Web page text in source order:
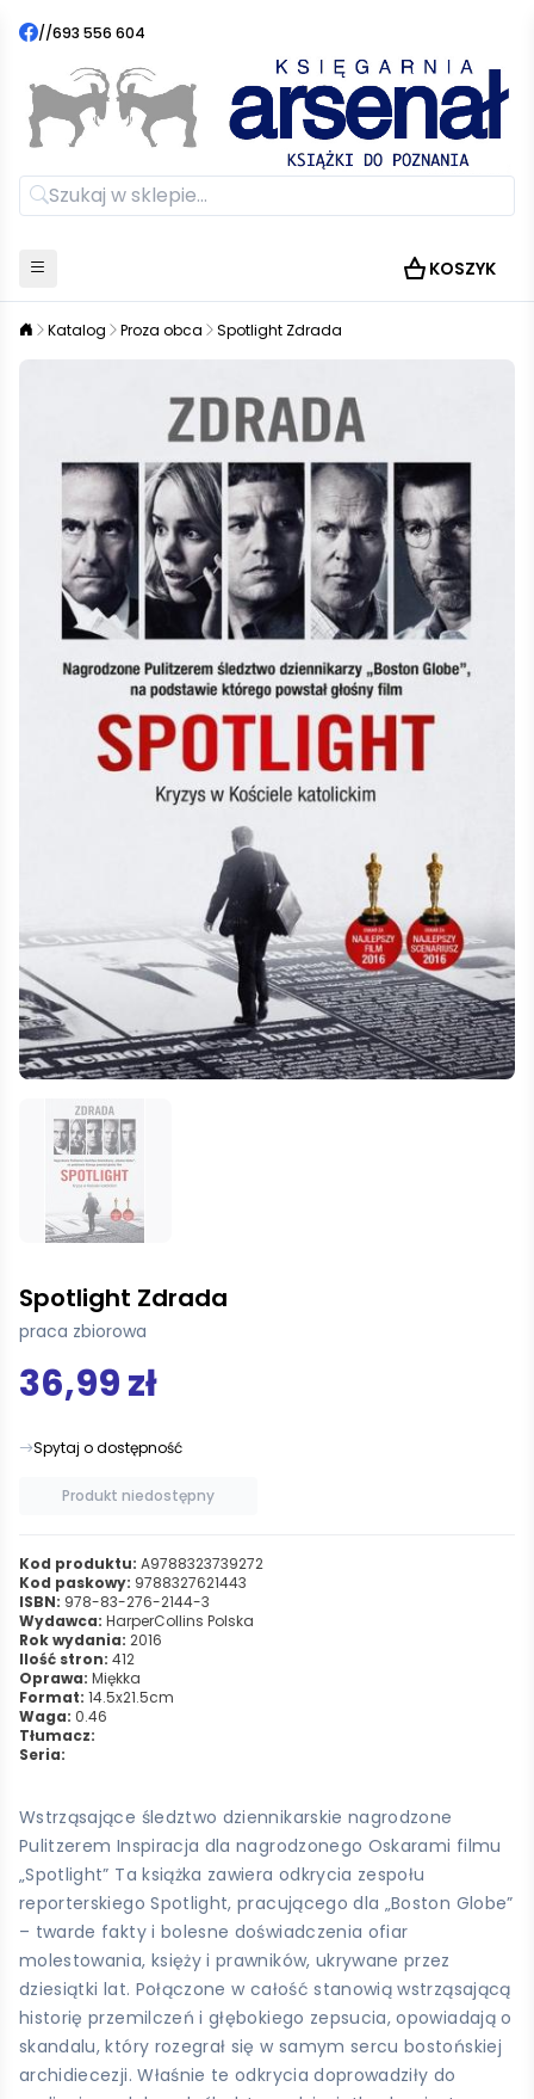
//693 556 604
KOSZYK
Katalog Proza obca Spotlight Zdrada
Spotlight Zdrada
praca zbiorowa
36,99 zł
Spytaj o dostępność
Produkt niedostępny
Kod produktu: A9788323739272
Kod paskowy: 9788327621443
ISBN: 978-83-276-2144-3
Wydawca: HarperCollins Polska
Rok wydania: 2016
Ilość stron: 412
Oprawa: Miękka
Format: 14.5x21.5cm
Waga: 0.46
Tłumacz:
Seria:
Wstrząsające śledztwo dziennikarskie nagrodzone
Pulitzerem Inspiracja dla nagrodzonego Oskarami filmu
„Spotlight” Ta książka zawiera odkrycia zespołu
reporterskiego Spotlight, pracującego dla „Boston Globe”
– twarde fakty i bolesne doświadczenia ofiar
molestowania, księży i prawników, ukrywane przez
dziesiątki lat. Połączone w całość stanowią wstrząsającą
historię przemilczeń i głębokiego zepsucia, opowiadają o
skandalu, który rozegrał się w samym sercu bostońskiej
archidiecezji. Właśnie te odkrycia doprowadziły do